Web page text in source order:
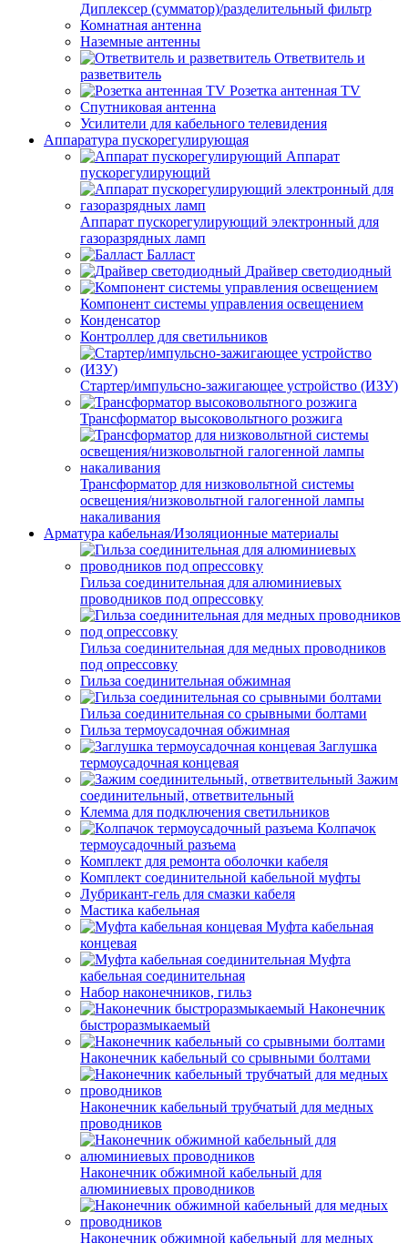
Диплексер (сумматор)/разделительный фильтр
Комнатная антенна
Наземные антенны
Ответвитель и
разветвитель
Розетка антенная TV
Спутниковая антенна
Усилители для кабельного телевидения
Аппаратура пускорегулирующая
Аппарат
пускорегулирующий
Аппарат пускорегулирующий электронный для
газоразрядных ламп
Балласт
Драйвер светодиодный
Компонент системы управления освещением
Конденсатор
Контроллер для светильников
Стартер/импульсно-зажигающее устройство (ИЗУ)
Трансформатор высоковольтного розжига
Трансформатор для низковольтной системы
освещения/низковольтной галогенной лампы
накаливания
Арматура кабельная/Изоляционные материалы
Гильза соединительная для алюминиевых
проводников под опрессовку
Гильза соединительная для медных проводников
под опрессовку
Гильза соединительная обжимная
Гильза соединительная со срывными болтами
Гильза термоусадочная обжимная
Заглушка
термоусадочная концевая
Зажим
соединительный, ответвительный
Клемма для подключения светильников
Колпачок
термоусадочный разъема
Комплект для ремонта оболочки кабеля
Комплект соединительной кабельной муфты
Лубрикант-гель для смазки кабеля
Мастика кабельная
Муфта кабельная
концевая
Муфта
кабельная соединительная
Набор наконечников, гильз
Наконечник
быстроразмыкаемый
Наконечник кабельный со срывными болтами
Наконечник кабельный трубчатый для медных
проводников
Наконечник обжимной кабельный для
алюминиевых проводников
Наконечник обжимной кабельный для медных